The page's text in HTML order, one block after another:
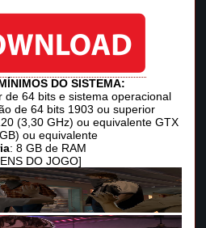
DO SISTEMA:
de 64 bits e sistema operacional
de 64 bits 1903 ou superior
(3,30 GHz) ou equivalente GTX
ou equivalente
: 8 GB de RAM
DO JOGO]